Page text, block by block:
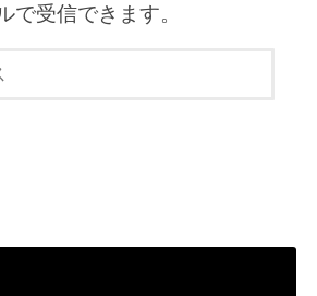
で受信できます。